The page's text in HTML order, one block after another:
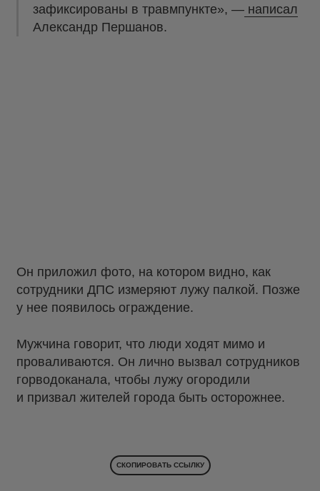
зафиксированы в травмпункте», — написал
Александр Першанов.
Он приложил фото, на котором видно, как
сотрудники ДПС измеряют лужу палкой. Позже
у нее появилось ограждение.
Мужчина говорит, что люди ходят мимо и
проваливаются. Он лично вызвал сотрудников
горводоканала, чтобы лужу огородили
и призвал жителей города быть осторожнее.
СКОПИРОВАТЬ ССЫЛКУ